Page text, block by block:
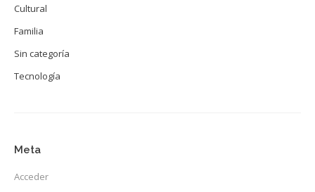
Cultural
Familia
Sin categoría
Tecnología
Meta
Acceder